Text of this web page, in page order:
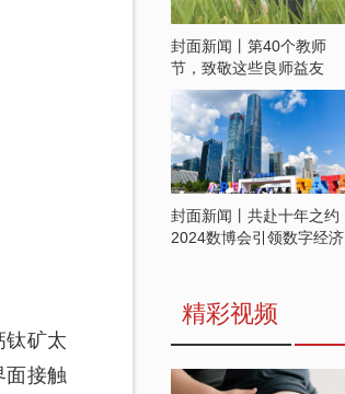
钛矿太
面接触
封面新闻丨第40个教师
节，致敬这些良师益友
封面新闻丨共赴十年之约
2024数博会引领数字经济
精彩视频